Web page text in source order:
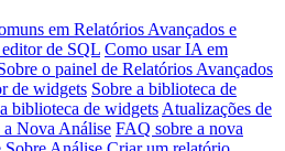
em Relatórios Avançados e
de SQL Como usar IA em
o painel de Relatórios Avançados
de widgets Sobre a biblioteca de
biblioteca de widgets Atualizações de
a Nova Análise FAQ sobre a nova